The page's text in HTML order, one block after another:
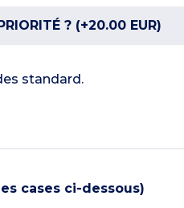
? (+20.00 EUR)
standard.
cases ci-dessous)